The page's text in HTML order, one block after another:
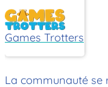
Games Trotters
La communauté se